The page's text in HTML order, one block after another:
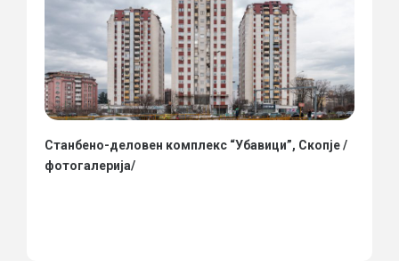
Станбено-деловен комплекс “Убавици”, Скопје /
фотогалерија/